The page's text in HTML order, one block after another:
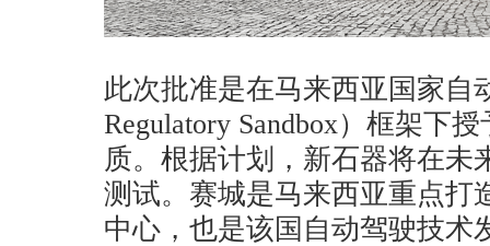
此次批准是在马来西亚国家自
Regulatory Sandbox）框架下
质。根据计划，新石器将在未
测试。赛城是马来西亚重点打
中心，也是该国自动驾驶技术